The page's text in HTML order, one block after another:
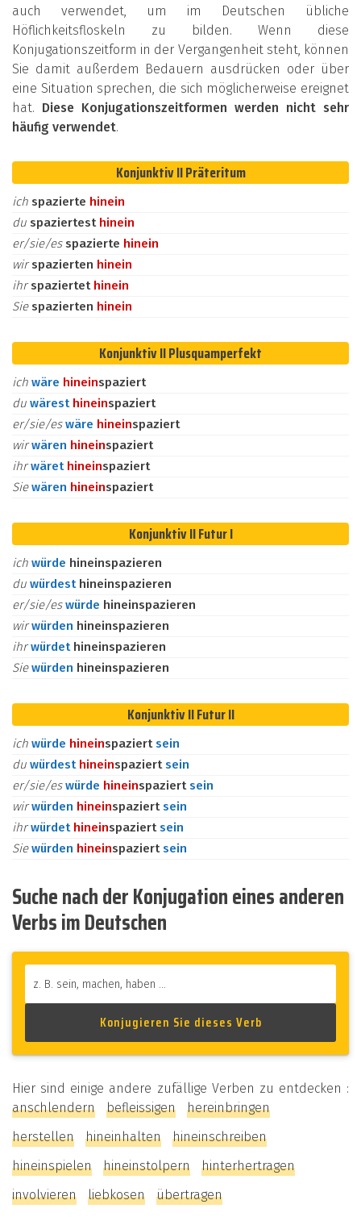
auch verwendet, um im Deutschen übliche
Höflichkeitsfloskeln zu bilden. Wenn diese
Konjugationszeitform in der Vergangenheit steht, können
Sie damit außerdem Bedauern ausdrücken oder über
eine Situation sprechen, die sich möglicherweise ereignet
hat. Diese Konjugationszeitformen werden nicht sehr
häufig verwendet.
Konjunktiv II Präteritum
ich spazierte hinein
du spaziertest hinein
er/sie/es spazierte hinein
wirspazierten hinein
ihrspaziertet hinein
Sie spazierten hinein
Konjunktiv II Plusquamperfekt
ich wäre hineinspaziert
du wärest hineinspaziert
er/sie/eswäre hineinspaziert
wirwären hineinspaziert
ihrwäret hineinspaziert
Siewären hineinspaziert
Konjunktiv II Futur I
ich würde hineinspazieren
du würdest hineinspazieren
er/sie/eswürde hineinspazieren
wirwürden hineinspazieren
ihrwürdet hineinspazieren
Siewürden hineinspazieren
Konjunktiv II Futur II
ich würde hineinspaziertsein
du würdest hineinspaziertsein
er/sie/eswürde hineinspaziertsein
wirwürden hineinspaziertsein
ihrwürdet hineinspaziertsein
Siewürden hineinspaziertsein
Suche nach der Konjugation eines anderen
Verbs im Deutschen
Hier sind einige andere zufällige Verben zu entdecken :
anschlendern
befleissigen
hereinbringen
herstellen
hineinhalten
hineinschreiben
hineinspielen
hineinstolpern
hinterhertragen
involvieren
liebkosen übertragen